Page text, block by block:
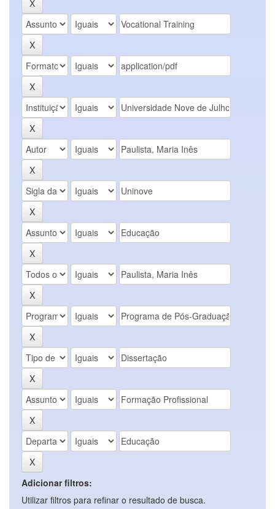
Adicionar filtros:
Utilizar filtros para refinar o resultado de busca.